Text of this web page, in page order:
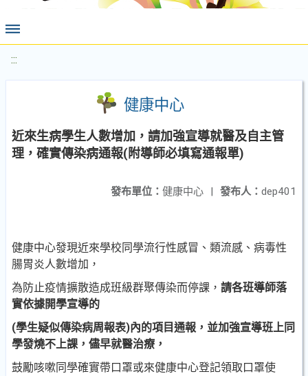
:::
健康中心
近來生病學生人數增加，請加強宣導就醫及自主管
理，確實傳染病通報(附導師必填寫通報單)
發布人： dep401
發布單位： 健康中心 |
健康中心發現近來學校同學流行性感冒、類流感、病毒性
腸胃炎人數增加，
為防止疫情擴散造成班級群聚傳染而停課， 請各班導師落
實依據開學宣導的
(學生疑似傳染病周報表)內的項目通報，並加強宣導班上同
學發燒不上課，儘早就醫治療，
鼓勵咳嗽同學確實帶口罩或來健康中心登記領取口罩使